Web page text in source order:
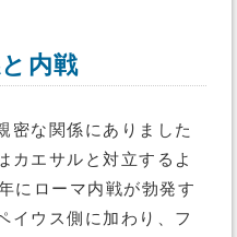
内戦
密な関係にありました
カエサルと対立するよ
にローマ内戦が勃発す
イウス側に加わり、フ